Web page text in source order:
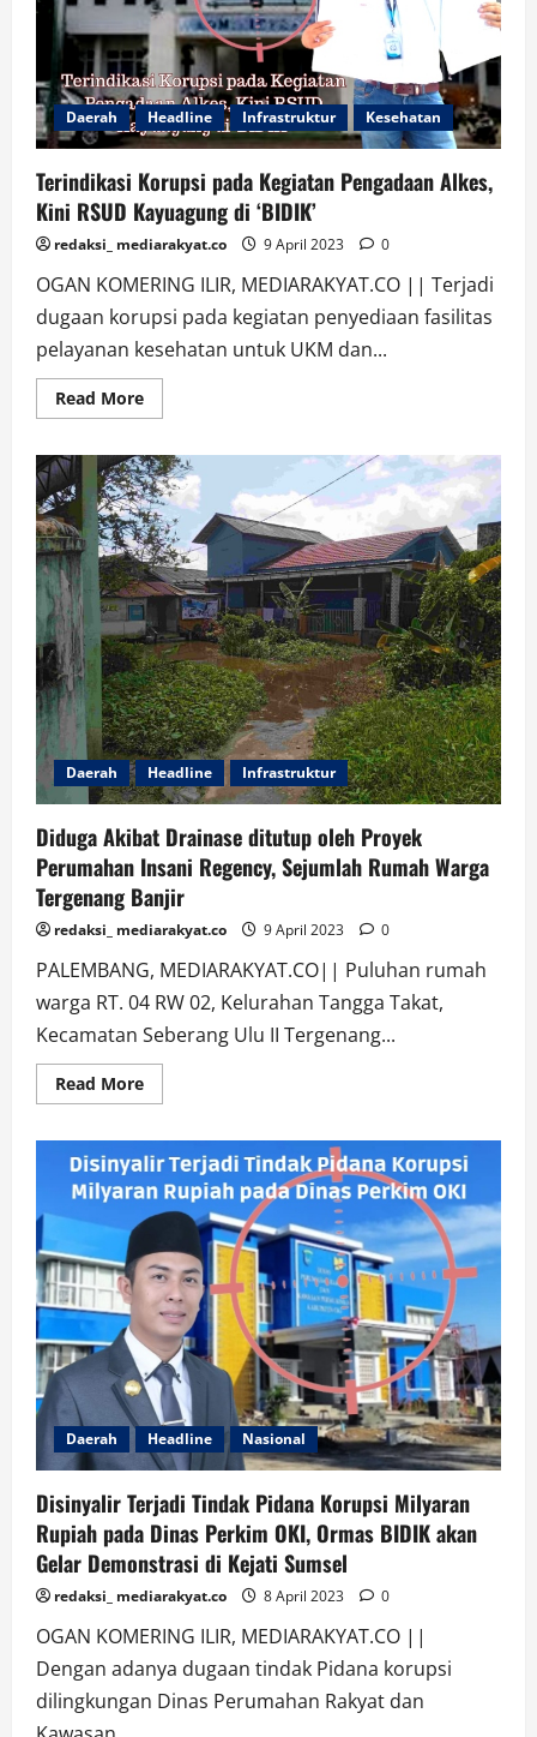
Daerah Headline Infrastruktur Kesehatan
Terindikasi Korupsi pada Kegiatan Pengadaan Alkes,
Kini RSUD Kayuagung di ‘BIDIK’
redaksi_ mediarakyat.co 9 April 2023 0
OGAN KOMERING ILIR, MEDIARAKYAT.CO || Terjadi
dugaan korupsi pada kegiatan penyediaan fasilitas
pelayanan kesehatan untuk UKM dan...
Read MoreRead
more
Korupsi
pada
Kegiatan
Pengadaan
Alkes,
Kini
RSUD
Kayuagung
di
‘BIDIK’
Daerah Headline Infrastruktur
Diduga Akibat Drainase ditutup oleh Proyek
Perumahan Insani Regency, Sejumlah Rumah Warga
Tergenang Banjir
redaksi_ mediarakyat.co 9 April 2023 0
PALEMBANG, MEDIARAKYAT.CO|| Puluhan rumah
warga RT. 04 RW 02, Kelurahan Tangga Takat,
Kecamatan Seberang Ulu II Tergenang...
Read MoreRead
more
Drainase
ditutup
oleh
Proyek
Perumahan
Insani
Regency,
Sejumlah
Rumah
Warga
Tergenang
Banjir
Daerah Headline Nasional
Disinyalir Terjadi Tindak Pidana Korupsi Milyaran
Rupiah pada Dinas Perkim OKI, Ormas BIDIK akan
Gelar Demonstrasi di Kejati Sumsel
redaksi_ mediarakyat.co 8 April 2023 0
OGAN KOMERING ILIR, MEDIARAKYAT.CO ||
Dengan adanya dugaan tindak Pidana korupsi
dilingkungan Dinas Perumahan Rakyat dan